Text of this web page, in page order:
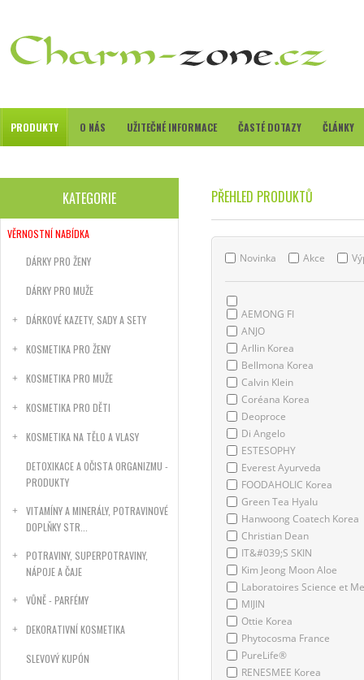
PRODUKTY O NÁS UŽITEČNÉ INFORMACE ČASTÉ DOTAZY ČLÁNKY
KATEGORIE
VĚRNOSTNÍ NABÍDKA
DÁRKY PRO ŽENY
DÁRKY PRO MUŽE
DÁRKOVÉ KAZETY, SADY A SETY
KOSMETIKA PRO ŽENY
KOSMETIKA PRO MUŽE
KOSMETIKA PRO DĚTI
KOSMETIKA NA TĚLO A VLASY
DETOXIKACE A OČISTA ORGANIZMU -
PRODUKTY
VITAMÍNY A MINERÁLY, POTRAVINOVÉ
DOPLŇKY STR...
POTRAVINY, SUPERPOTRAVINY,
NÁPOJE A ČAJE
VŮNĚ - PARFÉMY
DEKORATIVNÍ KOSMETIKA
SLEVOVÝ KUPÓN
PŘEHLED PRODUKTŮ
Novinka Akce
AEMONG FI
ANJO
Arllin Korea
Bellmona Korea
Calvin Klein
Coréana Korea
Deoproce
Di Angelo
ESTESOPHY
Everest Ayurveda
FOODAHOLIC Korea
Green Tea Hyalu
Hanwoong Coatech Korea
Christian Dean
IT&#039;S SKIN
Kim Jeong Moon Aloe
Laboratoires Science et
MIJIN
Ottie Korea
Phytocosma France
PureLife®
RENESMEE Korea